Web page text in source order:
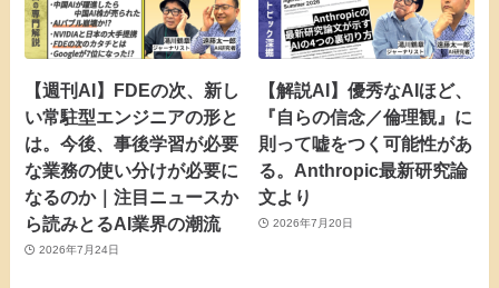
【週刊AI】FDEの次、新し
い常駐型エンジニアの形と
は。今後、事後学習が必要
な業務の使い分けが必要に
なるのか｜注目ニュースか
ら読みとるAI業界の潮流
2026年7月24日
【解説AI】優秀なAIほど、
『自らの信念／倫理観』に
則って嘘をつく可能性があ
る。Anthropic最新研究論
文より
2026年7月20日